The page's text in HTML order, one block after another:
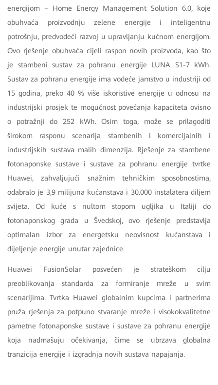
energijom – Home Energy Management Solution 6.0, koje
obuhvaća proizvodnju zelene energije i inteligentnu
potrošnju, predvodeći razvoj u upravljanju kućnom energijom.
Ovo rješenje obuhvaća cijeli raspon novih proizvoda, kao što
je stambeni sustav za pohranu energije LUNA S1-7 kWh.
Sustav za pohranu energije ima vodeće jamstvo u industriji od
15 godina, preko 40 % više iskoristive energije u odnosu na
industrijski prosjek te mogućnost povećanja kapaciteta ovisno
o potražnji do 252 kWh. Osim toga, može se prilagoditi
širokom rasponu scenarija stambenih i komercijalnih i
industrijskih sustava malih dimenzija. Rješenje za stambene
fotonaponske sustave i sustave za pohranu energije tvrtke
Huawei, zahvaljujući snažnim tehničkim sposobnostima,
odabralo je 3,9 milijuna kućanstava i 30.000 instalatera diljem
svijeta. Od kuće s nultom stopom ugljika u Italiji do
fotonaponskog grada u Švedskoj, ovo rješenje predstavlja
optimalan izbor za energetsku neovisnost kućanstava i
dijeljenje energije unutar zajednice.
Huawei FusionSolar posvećen je strateškom cilju
preoblikovanja standarda za formiranje mreže u svim
scenarijima. Tvrtka Huawei globalnim kupcima i partnerima
pruža rješenja za potpuno stvaranje mreže i visokokvalitetne
pametne fotonaponske sustave i sustave za pohranu energije
koja nadmašuju očekivanja, čime se ubrzava globalna
tranzicija energije i izgradnja novih sustava napajanja.